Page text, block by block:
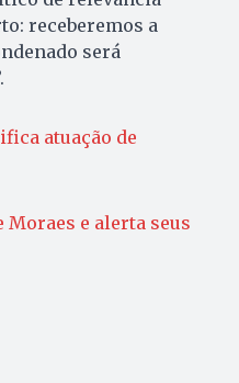
receberemos a
será
atuação de
e alerta seus